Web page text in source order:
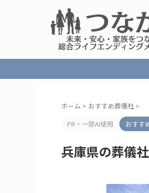
ホーム > おすすめ葬儀社 >
PR・一部AI使用
おすす
兵庫県の葬儀